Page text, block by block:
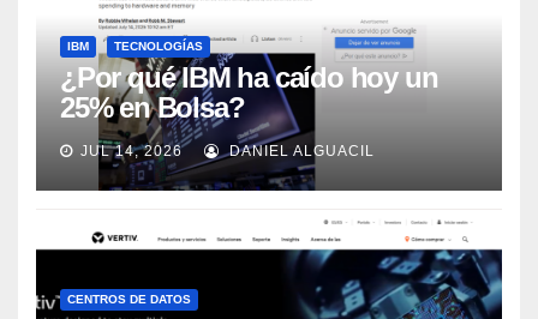
IBM TECNOLOGÍAS
¿Por qué IBM ha caído hoy un
25% en Bolsa?
JUL 14, 2026 DANIEL ALGUACIL
CENTROS DE DATOS